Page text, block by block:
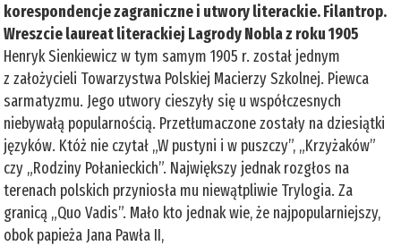
korespondencje zagraniczne i utwory literackie. Filantrop.
Wreszcie laureat literackiej Lagrody Nobla z roku 1905
Henryk Sienkiewicz w tym samym 1905 r. został jednym
z założycieli Towarzystwa Polskiej Macierzy Szkolnej. Piewca
sarmatyzmu. Jego utwory cieszyły się u współczesnych
niebywałą popularnością. Przetłumaczone zostały na dziesiątki
języków. Któż nie czytał „W pustyni i w puszczy”, „Krzyżaków”
czy „Rodziny Połanieckich”. Największy jednak rozgłos na
terenach polskich przyniosła mu niewątpliwie Trylogia. Za
granicą „Quo Vadis”. Mało kto jednak wie, że najpopularniejszy,
obok papieża Jana Pawła II,